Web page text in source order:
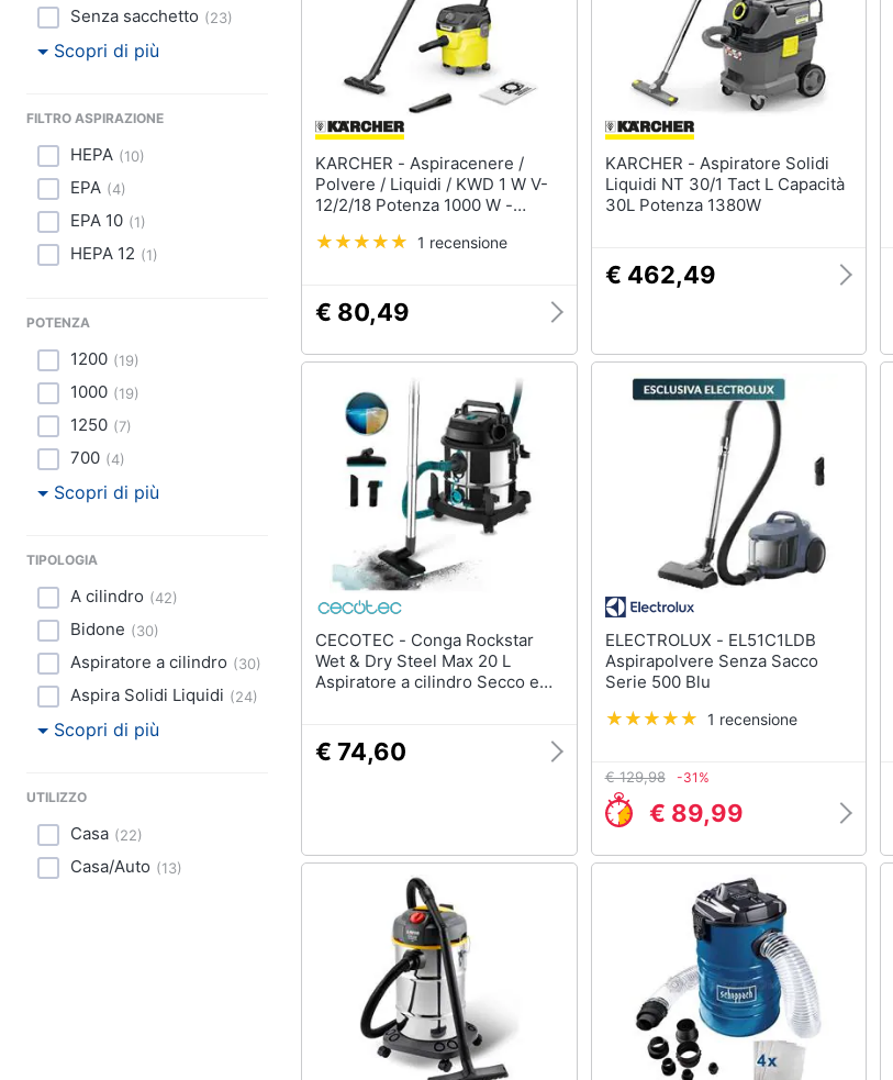
Senza sacchetto (23)
Scopri di più
FILTRO ASPIRAZIONE
HEPA (10)
EPA (4)
EPA 10 (1)
HEPA 12 (1)
POTENZA
1200 (19)
1000 (19)
1250 (7)
700 (4)
Scopri di più
TIPOLOGIA
A cilindro (42)
Bidone (30)
Aspiratore a cilindro (30)
Aspira Solidi Liquidi (24)
Scopri di più
UTILIZZO
Casa (22)
Casa/Auto (13)
KARCHER - Aspiracenere /
Polvere / Liquidi / KWD 1 W V-
12/2/18 Potenza 1000 W -
1 recensione
€ 80,49
KARCHER - Aspiratore Solidi
Liquidi NT 30/1 Tact L Capacità
30L Potenza 1380W
€ 462,49
CECOTEC - Conga Rockstar
Wet & Dry Steel Max 20 L
Aspiratore a cilindro Secco e
€ 74,60
ELECTROLUX - EL51C1LDB
Aspirapolvere Senza Sacco
Serie 500 Blu
1 recensione
€ 129,98 -31%
€ 89,99